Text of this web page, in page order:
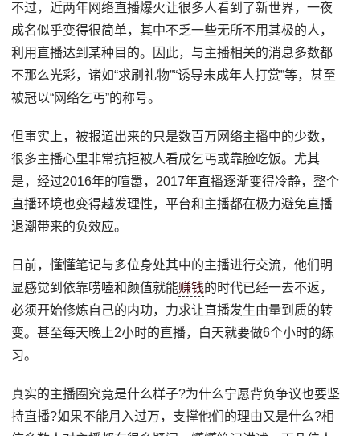
不过，近两年网络直播爆火让很多人看到了新世界，一夜
成名似乎变得很简单，其中不乏一些无所不用其极的人，
利用直播达到某种目的。因此，与主播相关的消息多数都
不那么光彩，诸如“求刷礼物”“诱导未成年人打赏”等，甚至
被冠以“网络乞丐”的称号。
但事实上，被报道出来的只是数百万网络主播中的少数，
很多主播心里非常抗拒被人看成乞丐或靠脸吃饭。尤其
是，经过2016年的喧嚣，2017年直播逐渐变得冷静，整个
直播环境也变得越发理性，平台和主播都在极力避免直播
退潮带来的负效应。
日前，懂懂笔记与多位身处其中的主播进行交流，他们明
显感觉到依靠唠嗑和颜值就能赚钱的时代已经一去不返，
必须开始修炼自己的内功，力求让直播发生由量到质的转
变。甚至每天晚上2小时的直播，白天就要做6个小时的练
习。
真实的主播圈究竟是什么样子?为什么宁愿背负争议也要坚
持直播?如果不能月入过万，支撑他们的理由又是什么?相